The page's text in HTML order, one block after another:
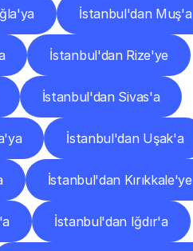
İstanbul'dan Muş'a
İstanbul'dan Rize'ye
İstanbul'dan Sivas'a
İstanbul'dan Uşak'a
İstanbul'dan Kırıkkale'ye
İstanbul'dan Iğdır'a